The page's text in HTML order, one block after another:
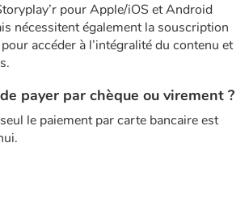
pour Apple/iOS et Android
nécessitent également la souscription
accéder à l’intégralité du contenu et
payer par chèque ou virement ?
le paiement par carte bancaire est